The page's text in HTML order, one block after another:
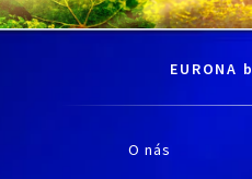
EURONA
O nás